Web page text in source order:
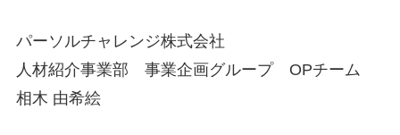
パーソルチャレンジ株式会社
人材紹介事業部 事業企画グループ OPチーム
相木 由希絵